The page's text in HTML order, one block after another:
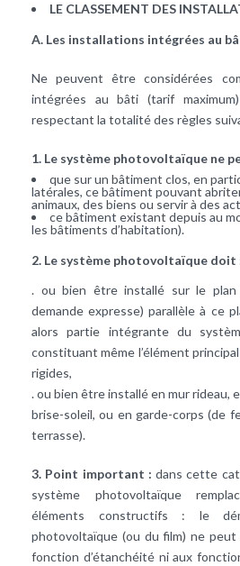
LE CLASSEMENT DES
A. Les installations intégrées au
Ne peuvent être considérées
intégrées au bâti (tarif
respectant la totalité des règles
1. Le système photovoltaïque ne
que sur un bâtiment clos, en
latérales, ce bâtiment pouvant
animaux, des biens ou servir à des
ce bâtiment existant depuis au
les bâtiments d’habitation).
2. Le système photovoltaïque doit
. ou bien être installé sur le
demande expresse) parallèle à ce
alors partie intégrante du
constituant même l’élément
rigides,
. ou bien être installé en mur rideau,
brise-soleil, ou en garde-corps (de
terrasse).
3. Point important : dans cette
système photovoltaïque
éléments constructifs : le
photovoltaïque (ou du film) ne peut
fonction d’étanchéité ni aux